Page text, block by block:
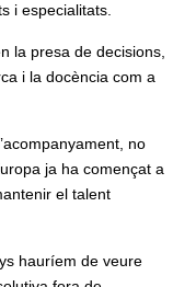
i especialitats.
la presa de decisions,
i la docència com a
no
ja ha començat a
el talent
hauríem de veure